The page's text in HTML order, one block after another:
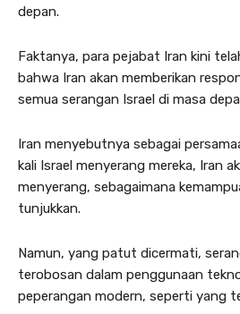
depan.
Faktanya, para pejabat Iran kini
bahwa Iran akan memberikan
semua serangan Israel di masa
Iran menyebutnya sebagai
kali Israel menyerang mereka, Iran
menyerang, sebagaimana
tunjukkan.
Namun, yang patut dicermati,
terobosan dalam penggunaan
peperangan modern, seperti yang